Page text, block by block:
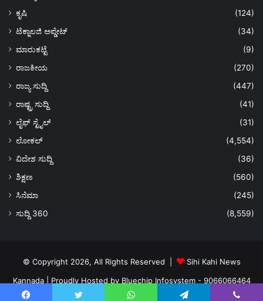
ಕೃಷಿ
(124)
ಟೆಕ್ನಾಲಜಿ ಅಪ್ಡೇಟ್
(34)
ಮಾರುಕಟ್ಟೆ
(9)
ರಾಜಕೀಯ
(270)
ರಾಜ್ಯ ಸುದ್ದಿ
(447)
ರಾಷ್ಟ್ರ ಸುದ್ದಿ
(41)
ಲೈಫ್ ಸ್ಟೈಲ್
(31)
ಲೋಕಲ್
(4,554)
ವಿದೇಶ ಸುದ್ದಿ
(36)
ಶಿಕ್ಷಣ
(560)
ಸಿನೆಮಾ
(245)
ಸುದ್ದಿ 360
(8,559)
© Copyright 2026, All Rights Reserved |
Sihi Kahi News
Kannada| Proudly Hosted by Bluechip Infosystem - 9066066464
About US
Privacy Policy Ads Policy Terms and Conditions